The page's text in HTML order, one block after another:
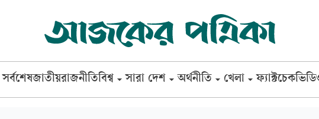
সর্বশেষজাতীয়রাজনীতিবিশ্ব সারা দেশ অর্থনীতি খেলা ফ্যাক্টচেক